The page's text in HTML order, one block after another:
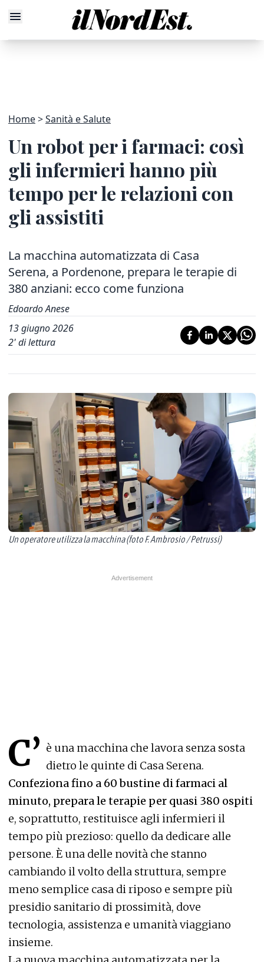
Home Sanità e Salute
Un robot per i farmaci: così
gli infermieri hanno più
tempo per le relazioni con
gli assistiti
La macchina automatizzata di Casa
Serena, a Pordenone, prepara le terapie di
380 anziani: ecco come funziona
Edoardo Anese
13 giugno 2026
2' di lettura
Un operatore utilizza la macchina (foto F. Ambrosio / Petrussi)
C’ è una macchina che lavora senza sosta
dietro le quinte di Casa Serena.
Confeziona fino a 60 bustine di farmaci al
minuto, prepara le terapie per quasi 380 ospiti
e, soprattutto, restituisce agli infermieri il
tempo più prezioso: quello da dedicare alle
persone. È una delle novità che stanno
cambiando il volto della struttura, sempre
meno semplice casa di riposo e sempre più
presidio sanitario di prossimità, dove
tecnologia, assistenza e umanità viaggiano
insieme.